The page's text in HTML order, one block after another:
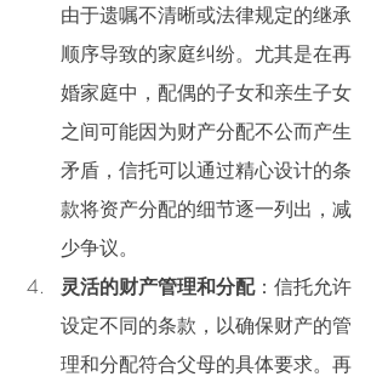
由于遗嘱不清晰或法律规定的继承
顺序导致的家庭纠纷。尤其是在再
婚家庭中，配偶的子女和亲生子女
之间可能因为财产分配不公而产生
矛盾，信托可以通过精心设计的条
款将资产分配的细节逐一列出，减
少争议。
灵活的财产管理和分配：信托允许
设定不同的条款，以确保财产的管
理和分配符合父母的具体要求。再